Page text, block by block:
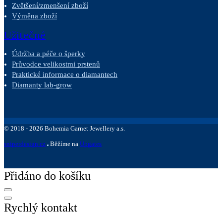
Zvětšení/zmenšení zboží
Výměna zboží
Užitečné
Údržba a péče o šperky
Průvodce velikostmi prstenů
Praktické informace o diamantech
Diamanty lab-grow
© 2018 - 2026 Bohemia Garnet Jewellery a.s.
sniperdesign.cz Běžíme na Upgates
Přidáno do košíku
Rychlý kontakt